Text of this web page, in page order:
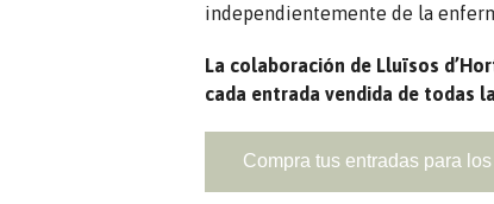
independientemente de la
La colaboración de Lluïsos
cada entrada vendida de todas
Compra tus entradas para